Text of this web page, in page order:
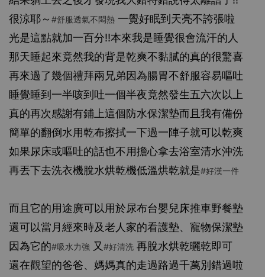
很涼耶～ #舒服透氣不悶熱 一覺好眠到天亮不誇張啦
光是這點就加一百分‼️本來我是睡覺很會流汗的人
那天睡起來竟然我的背是乾爽不黏膩的真的很驚喜
再來過了幾個禮拜兩兄弟因為腸胃不舒服容易嘔吐
睡覺睡到一半咳到吐一個半夜竟然發生五六次以上
真的再次感謝有鋪上這個防水保潔墊而且我有備份
簡單的翻倒水用乾布擦拭一下過一陣子就可以乾爽
如果尿床或嘔吐的話也不用擔心拿去浴室清水沖洗
再丟下去洗衣機脫水烘乾機低溫烘乾就是#好漢一件
而且它的用途廣可以用於尿布台嬰兒床推車野餐墊
還可以當月經來時及老人家的看護墊、寵物保潔墊
因為它的#吸水力強 又 #好清洗 再脫水烘乾曬乾即可
還在觀望的爸爸、媽媽真的走過路過千萬別錯過啦